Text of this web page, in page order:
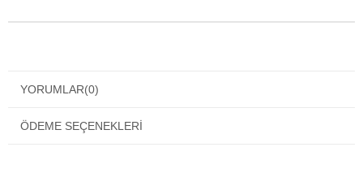
YORUMLAR(0)
ÖDEME SEÇENEKLERI